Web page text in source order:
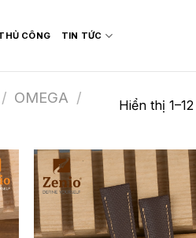
CÔNG TIN TỨC
/ OMEGA /
Hiển thị